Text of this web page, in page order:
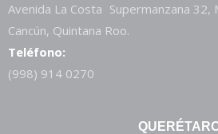
Avenida La Costa Supermanzana
Cancún, Quintana Roo.
Teléfono:
(998) 914 0270